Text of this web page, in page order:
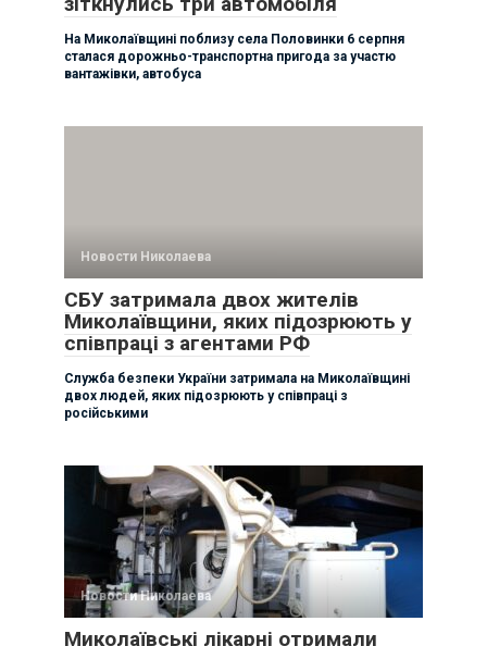
На Миколаївщині поблизу села Половинки 6 серпня
сталася дорожньо-транспортна пригода за участю
вантажівки, автобуса
Новости Николаева
СБУ затримала двох жителів
Миколаївщини, яких підозрюють у
співпраці з агентами РФ
Служба безпеки України затримала на Миколаївщині
двох людей, яких підозрюють у співпраці з
російськими
Новости Николаева
Миколаївські лікарні отримали